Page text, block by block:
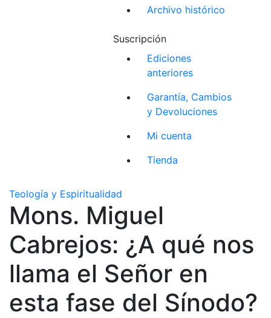
Archivo histórico
Suscripción
Ediciones
anteriores
Garantía, Cambios
y Devoluciones
Mi cuenta
Tienda
Teología y Espiritualidad
Mons. Miguel
Cabrejos: ¿A qué nos
llama el Señor en
esta fase del Sínodo?